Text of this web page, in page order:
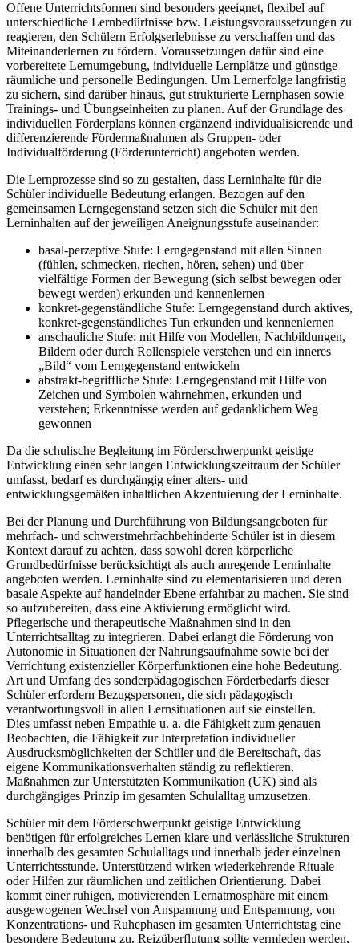
Offene Unterrichtsformen sind besonders geeignet, flexibel auf
unterschiedliche Lernbedürfnisse bzw. Leistungsvoraussetzungen zu
reagieren, den Schülern Erfolgserlebnisse zu verschaffen und das
Miteinanderlernen zu fördern. Voraussetzungen dafür sind eine
vorbereitete Lernumgebung, individuelle Lernplätze und günstige
räumliche und personelle Bedingungen. Um Lernerfolge langfristig
zu sichern, sind darüber hinaus, gut strukturierte Lernphasen sowie
Trainings- und Übungseinheiten zu planen. Auf der Grundlage des
individuellen Förderplans können ergänzend individualisierende und
differenzierende Fördermaßnahmen als Gruppen- oder
Individualförderung (Förderunterricht) angeboten werden.
Die Lernprozesse sind so zu gestalten, dass Lerninhalte für die
Schüler individuelle Bedeutung erlangen. Bezogen auf den
gemeinsamen Lerngegenstand setzen sich die Schüler mit den
Lerninhalten auf der jeweiligen Aneignungsstufe auseinander:
basal-perzeptive Stufe: Lerngegenstand mit allen Sinnen
(fühlen, schmecken, riechen, hören, sehen) und über
vielfältige Formen der Bewegung (sich selbst bewegen oder
bewegt werden) erkunden und kennenlernen
konkret-gegenständliche Stufe: Lerngegenstand durch aktives,
konkret-gegenständliches Tun erkunden und kennenlernen
anschauliche Stufe: mit Hilfe von Modellen, Nachbildungen,
Bildern oder durch Rollenspiele verstehen und ein inneres
„Bild“ vom Lerngegenstand entwickeln
abstrakt-begriffliche Stufe: Lerngegenstand mit Hilfe von
Zeichen und Symbolen wahrnehmen, erkunden und
verstehen; Erkenntnisse werden auf gedanklichem Weg
gewonnen
Da die schulische Begleitung im Förderschwerpunkt geistige
Entwicklung einen sehr langen Entwicklungszeitraum der Schüler
umfasst, bedarf es durchgängig einer alters- und
entwicklungsgemäßen inhaltlichen Akzentuierung der Lerninhalte.
Bei der Planung und Durchführung von Bildungsangeboten für
mehrfach- und schwerstmehrfachbehinderte Schüler ist in diesem
Kontext darauf zu achten, dass sowohl deren körperliche
Grundbedürfnisse berücksichtigt als auch anregende Lerninhalte
angeboten werden. Lerninhalte sind zu elementarisieren und deren
basale Aspekte auf handelnder Ebene erfahrbar zu machen. Sie sind
so aufzubereiten, dass eine Aktivierung ermöglicht wird.
Pflegerische und therapeutische Maßnahmen sind in den
Unterrichtsalltag zu integrieren. Dabei erlangt die Förderung von
Autonomie in Situationen der Nahrungsaufnahme sowie bei der
Verrichtung existenzieller Körperfunktionen eine hohe Bedeutung.
Art und Umfang des sonderpädagogischen Förderbedarfs dieser
Schüler erfordern Bezugspersonen, die sich pädagogisch
verantwortungsvoll in allen Lernsituationen auf sie einstellen.
Dies umfasst neben Empathie u. a. die Fähigkeit zum genauen
Beobachten, die Fähigkeit zur Interpretation individueller
Ausdrucksmöglichkeiten der Schüler und die Bereitschaft, das
eigene Kommunikationsverhalten ständig zu reflektieren.
Maßnahmen zur Unterstützten Kommunikation (UK) sind als
durchgängiges Prinzip im gesamten Schulalltag umzusetzen.
Schüler mit dem Förderschwerpunkt geistige Entwicklung
benötigen für erfolgreiches Lernen klare und verlässliche Strukturen
innerhalb des gesamten Schulalltags und innerhalb jeder einzelnen
Unterrichtsstunde. Unterstützend wirken wiederkehrende Rituale
oder Hilfen zur räumlichen und zeitlichen Orientierung. Dabei
kommt einer ruhigen, motivierenden Lernatmosphäre mit einem
ausgewogenen Wechsel von Anspannung und Entspannung, von
Konzentrations- und Ruhephasen im gesamten Unterrichtstag eine
besondere Bedeutung zu. Reizüberflutung sollte vermieden werden,